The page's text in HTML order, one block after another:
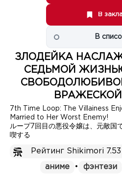
В
В
ЗЛОДЕЙКА
СЕДЬМОЙ
7th Time Loop: The Villainess
Married to Her Worst Enemy!
ループ7回目の悪役令嬢は、元敵国
喫する
Рейтинг Shikimori 7.53
аниме • фэнтези